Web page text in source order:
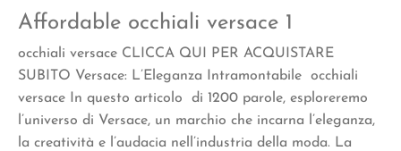
Affordable occhiali versace 1
occhiali versace CLICCA QUI PER ACQUISTARE
SUBITO Versace: L’Eleganza Intramontabile occhiali
versace In questo articolo di 1200 parole, esploreremo
l’universo di Versace, un marchio che incarna l’eleganza,
la creatività e l’audacia nell’industria della moda. La